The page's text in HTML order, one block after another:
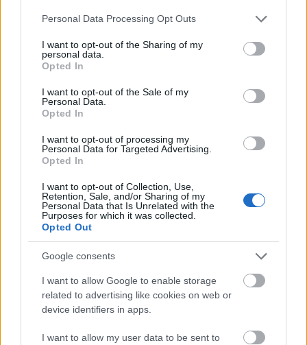
Please note that this website/app uses one or more Google
not limited to your visit or usage behaviour. You may click to
grant or deny consent to Google and its third-party tags to
use your data for below specified purposes in below Google
consent section.
Personal Data Processing Opt Outs
I want to opt-out of the Sharing of my
personal data.
Opted In
I want to opt-out of the Sale of my
Personal Data.
Opted In
I want to opt-out of processing my
Personal Data for Targeted Advertising.
Opted In
I want to opt-out of Collection, Use,
Retention, Sale, and/or Sharing of my
Personal Data that Is Unrelated with the
Purposes for which it was collected.
Opted Out
Google consents
I want to allow Google to enable storage
related to advertising like cookies on web or
device identifiers in apps.
I want to allow my user data to be sent to
«Η Ινδία απέχει πολύ από το να είναι η μόνη
παγκόσμια αναδυόμενη οικονομία με ένα εταιρικό
τοπίο που κυριαρχείται από μεγιστάνες και
αδιαφανείς οικογενειακούς ομίλους ετερογενών
δραστηριοτήτων. Αλλά είναι το και το πιο
σημαντικό»επισημαίνει ο Κράμπτρι.
Η λίστα με τις 21 πλουσιότερες
Αμπάνι (Reliance Industries, Ινδία) - Περιουσία:
79,3 δισ. δολ.
Aντάνι (Adani Group, Ινδία) - Περιουσία: 47,6
δισ. δολ
Χαρτόνο (Djarum και Bank Central Asia,